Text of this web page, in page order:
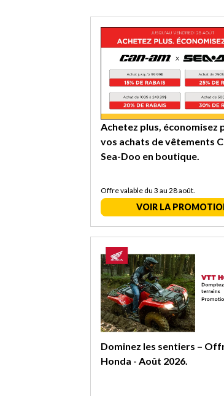
Achetez plus, économisez
vos achats de vêtements
Sea-Doo en boutique.
Offre valable du 3 au 28 août.
VOIR LA
Dominez les sentiers –
Honda - Août 2026.